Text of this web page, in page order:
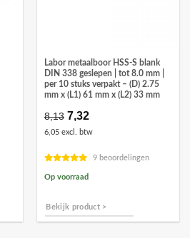
Labor metaalboor HSS-S blank
DIN 338 geslepen | tot 8.0 mm |
per 10 stuks verpakt – (D) 2.75
mm x (L1) 61 mm x (L2) 33 mm
8,13 Oorspronkelijke
prijs
was:
7,32Huidige
is:
6,05 excl. btw
9 beoordelingen
Op voorraad
Bekijk product >